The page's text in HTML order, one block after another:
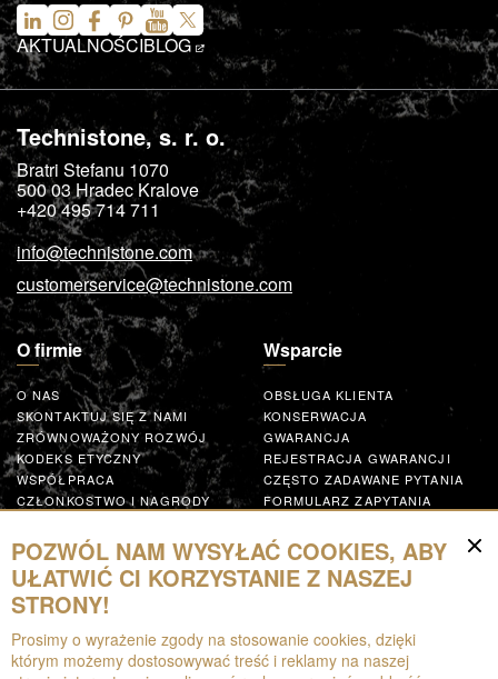
AKTUALNOŚCIBLOG
Technistone, s. r. o.
Bratri Stefanu 1070
500 03Hradec Kralove
+420 495 714 711
info@technistone.com
customerservice@technistone.com
O firmie
O NAS
SKONTAKTUJ SIĘ Z NAMI
ZRÓWNOWAŻONY ROZWÓJ
KODEKS ETYCZNY
WSPÓŁPRACA
CZŁONKOSTWO I NAGRODY
CONDUCT
WSPÓŁPRACUJ
Wsparcie
OBSŁUGA KLIENTA
KONSERWACJA
GWARANCJA
REJESTRACJA GWARANCJI
CZĘSTO ZADAWANE PYTANIA
FORMULARZ ZAPYTANIA
Zasoby
DO POBRANIA
POZWÓL NAM WYSYŁAĆ COOKIES, ABY
UŁATWIĆ CI KORZYSTANIE Z NASZEJ
STRONY!
Prosimy o wyrażenie zgody na stosowanie cookies, dzięki
którym możemy dostosowywać treść i reklamy na naszej